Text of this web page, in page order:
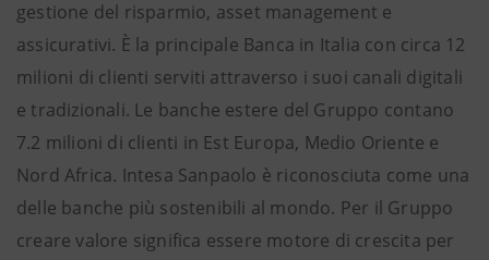
gestione del risparmio, asset management e
assicurativi. È la principale Banca in Italia con circa 12
milioni di clienti serviti attraverso i suoi canali digitali
e tradizionali. Le banche estere del Gruppo contano
7.2 milioni di clienti in Est Europa, Medio Oriente e
Nord Africa. Intesa Sanpaolo è riconosciuta come una
delle banche più sostenibili al mondo. Per il Gruppo
creare valore significa essere motore di crescita per